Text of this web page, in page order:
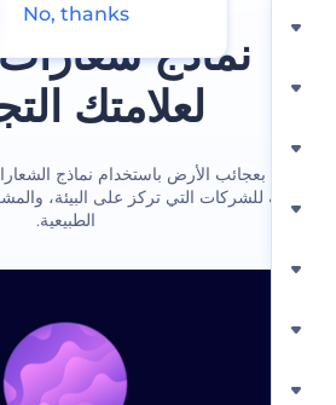
نماذج شعارات
لعلامتك
بعجائب الأرض باستخدام نماذج الشعارات
للشركات التي تركز على البيئة، والمشروعات
No, thanks